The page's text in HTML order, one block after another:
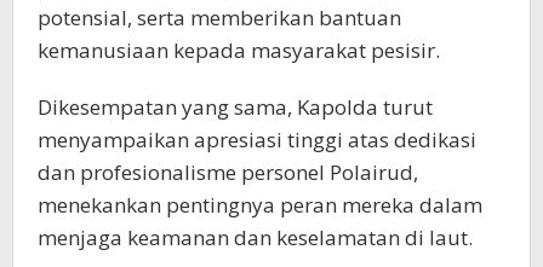
potensial, serta memberikan bantuan
kemanusiaan kepada masyarakat pesisir.
Dikesempatan yang sama, Kapolda turut
menyampaikan apresiasi tinggi atas dedikasi
dan profesionalisme personel Polairud,
menekankan pentingnya peran mereka dalam
menjaga keamanan dan keselamatan di laut.